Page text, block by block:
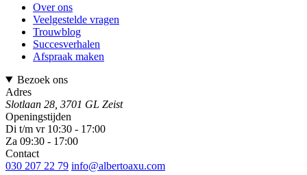
Over ons
Veelgestelde vragen
Trouwblog
Succesverhalen
Afspraak maken
Bezoek ons
Adres
Slotlaan 28, 3701 GL Zeist
Openingstijden
Di t/m vr 10:30 - 17:00
Za 09:30 - 17:00
Contact
030 207 22 79 info@albertoaxu.com